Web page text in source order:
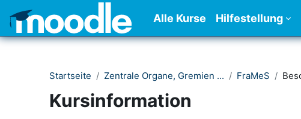
Alle Kurse Hilfestellung
Startseite Zentrale Organe, Gremien ... FraMeS
Kursinformation